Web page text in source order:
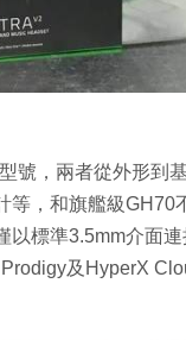
號，兩者從外形到
，和旗艦級GH70
標準3.5mm介面
及HyperX